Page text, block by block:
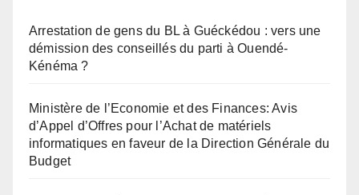
Arrestation de gens du BL à Guéckédou : vers une
démission des conseillés du parti à Ouendé-
Kénéma ?
Ministère de l’Economie et des Finances: Avis
d’Appel d’Offres pour l’Achat de matériels
informatiques en faveur de la Direction Générale du
Budget